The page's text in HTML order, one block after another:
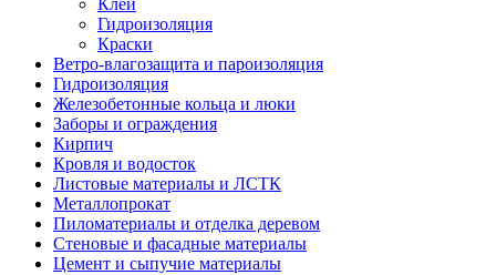
Клей
Гидроизоляция
Краски
Ветро-влагозащита и пароизоляция
Гидроизоляция
Железобетонные кольца и люки
Заборы и ограждения
Кирпич
Кровля и водосток
Листовые материалы и ЛСТК
Металлопрокат
Пиломатериалы и отделка деревом
Стеновые и фасадные материалы
Цемент и сыпучие материалы